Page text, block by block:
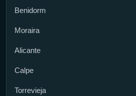
Benidorm
Moraira
Alicante
Calpe
Torrevieja